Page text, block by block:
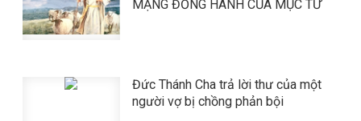
MẠNG ĐỒNG HÀNH CỦA MỤC TỬ
Đức Thánh Cha trả lời thư của một
người vợ bị chồng phản bội